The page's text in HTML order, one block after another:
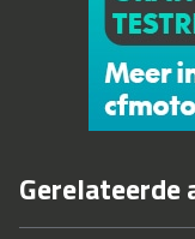
Gerelateerde